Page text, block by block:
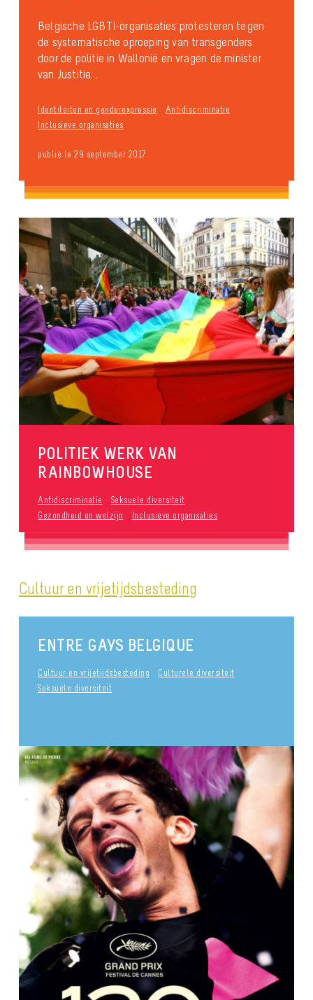
Belgische LGBTI-organisaties protesteren tegen
de systematische oproeping van transgenders
door de politie in Wallonië en vragen de minister
van Justitie...
Identiteiten en genderexpressie
Antidiscriminatie
Inclusieve organisaties
publié le 29 september 2017
POLITIEK WERK VAN
RAINBOWHOUSE
Antidiscriminatie
Seksuele diversiteit
Gezondheid en welzijn
Inclusieve organisaties
Cultuur en vrijetijdsbesteding
ENTRE GAYS BELGIQUE
Cultuur en vrijetijdsbesteding
Culturele diversiteit
Seksuele diversiteit